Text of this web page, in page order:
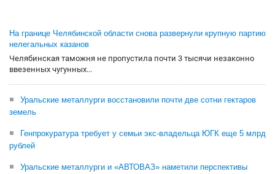
На границе Челябинской области снова развернули крупную партию
нелегальных казанов
Челябинская таможня не пропустила почти 3 тысячи незаконно
ввезенных чугунных...
Уральские металлурги восстановили почти две сотни гектаров
земель
Генпрокуратура требует у семьи экс-владельца ЮГК еще 5 млрд
рублей
Уральские металлурги и «АВТОВАЗ» наметили перспективы